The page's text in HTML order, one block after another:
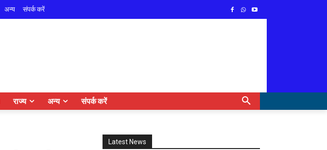
अन्य संपर्क करें
राज्य अन्य संपर्क करें
Latest News